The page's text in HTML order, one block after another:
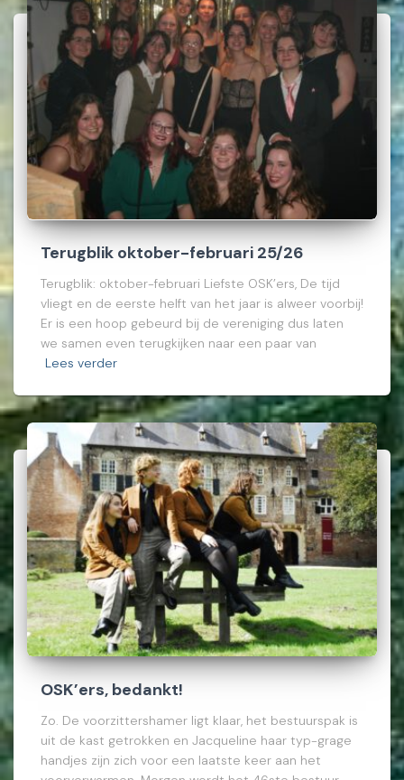
Terugblik oktober-februari 25/26
Terugblik: oktober-februari Liefste OSK’ers, De tijd
vliegt en de eerste helft van het jaar is alweer voorbij!
Er is een hoop gebeurd bij de vereniging dus laten
we samen even terugkijken naar een paar van
Lees verder
OSK’ers, bedankt!
Zo. De voorzittershamer ligt klaar, het bestuurspak is
uit de kast getrokken en Jacqueline haar typ-grage
handjes zijn zich voor een laatste keer aan het